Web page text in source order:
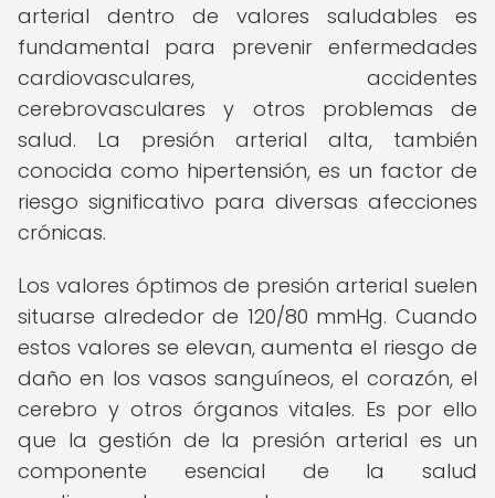
arterial dentro de valores saludables es
fundamental para prevenir enfermedades
cardiovasculares, accidentes
cerebrovasculares y otros problemas de
salud. La presión arterial alta, también
conocida como hipertensión, es un factor de
riesgo significativo para diversas afecciones
crónicas.
Los valores óptimos de presión arterial suelen
situarse alrededor de 120/80 mmHg. Cuando
estos valores se elevan, aumenta el riesgo de
daño en los vasos sanguíneos, el corazón, el
cerebro y otros órganos vitales. Es por ello
que la gestión de la presión arterial es un
componente esencial de la salud